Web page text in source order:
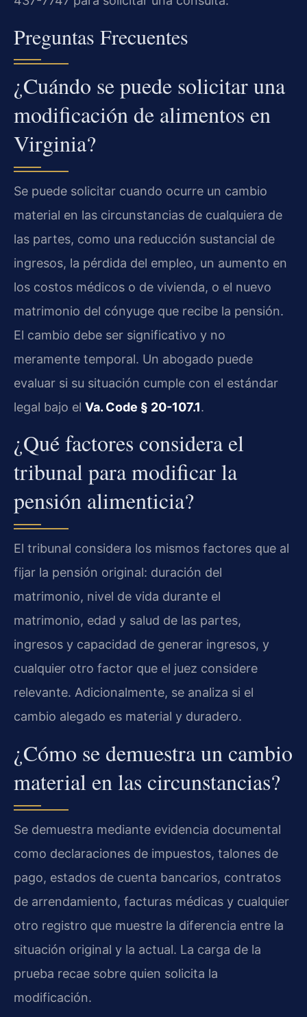
Preguntas Frecuentes
¿Cuándo se puede solicitar una
modificación de alimentos en
Virginia?
Se puede solicitar cuando ocurre un cambio
material en las circunstancias de cualquiera de
las partes, como una reducción sustancial de
ingresos, la pérdida del empleo, un aumento en
los costos médicos o de vivienda, o el nuevo
matrimonio del cónyuge que recibe la pensión.
El cambio debe ser significativo y no
meramente temporal. Un abogado puede
evaluar si su situación cumple con el estándar
legal bajo el Va. Code § 20-107.1.
¿Qué factores considera el
tribunal para modificar la
pensión alimenticia?
El tribunal considera los mismos factores que al
fijar la pensión original: duración del
matrimonio, nivel de vida durante el
matrimonio, edad y salud de las partes,
ingresos y capacidad de generar ingresos, y
cualquier otro factor que el juez considere
relevante. Adicionalmente, se analiza si el
cambio alegado es material y duradero.
¿Cómo se demuestra un cambio
material en las circunstancias?
Se demuestra mediante evidencia documental
como declaraciones de impuestos, talones de
pago, estados de cuenta bancarios, contratos
de arrendamiento, facturas médicas y cualquier
otro registro que muestre la diferencia entre la
situación original y la actual. La carga de la
prueba recae sobre quien solicita la
modificación.